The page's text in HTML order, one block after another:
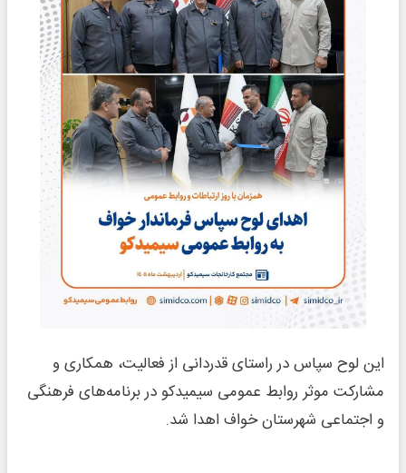
این لوح سپاس در راستای قدردانی از فعالیت، همکاری و
مشارکت موثر روابط عمومی سیمیدکو در برنامه‌های فرهنگی
و اجتماعی شهرستان خواف اهدا شد.